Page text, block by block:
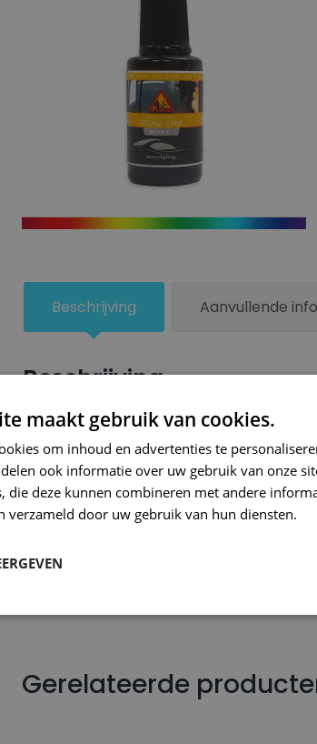
Beschrijving Aanvullende
Beschrijving
Een kleiner beschadigd oppervlak van je
lakstiften van Small Repair Systems. Bij SRS
auto lakstiften. Onze auto lakstiften zijn snel
Wij hebben een gigantisch assortiment met
wordt op kleurcode of kleurnaam gemaakt
Om deze reden garanderen wij dat u altijd
voor auto’s.. Met onze A-kwaliteit auto
Gerelateerde
maakt gebruik van cookies.
om inhoud en advertenties te
ook informatie over uw gebruik van onze
die deze kunnen combineren met andere
verzameld door uw gebruik van hun diensten.